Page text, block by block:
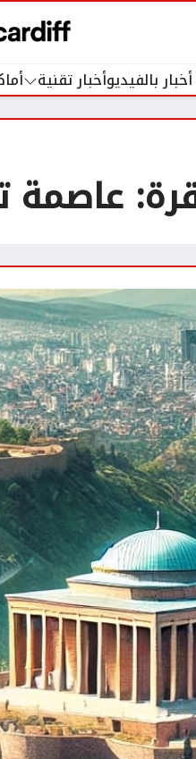
أخبار بالفيديوأخبار تقنية
عاصمة